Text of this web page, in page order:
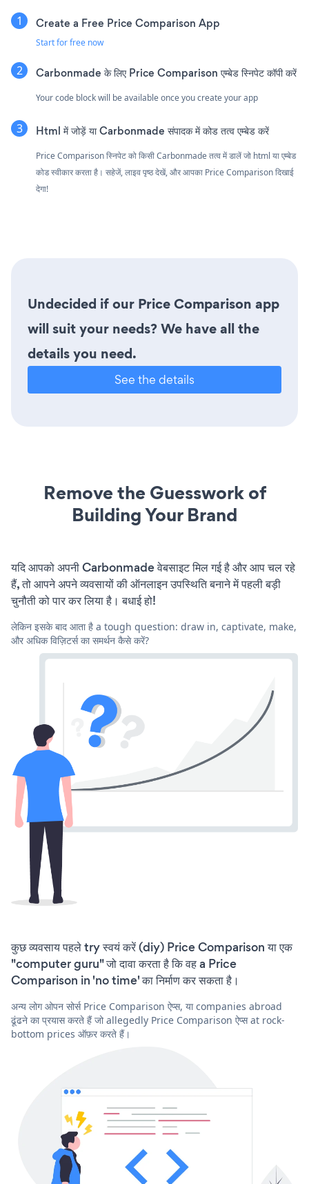
Create a Free Price Comparison App
Start for free now
Carbonmade के लिए Price Comparison एम्बेड स्निपेट कॉपी करें
Your code block will be available once you create your app
Html में जोड़ें या Carbonmade संपादक में कोड तत्व एम्बेड करें
Price Comparison स्निपेट को किसी Carbonmade तत्व में डालें जो html या एम्बेड
कोड स्वीकार करता है। सहेजें, लाइव पृष्ठ देखें, और आपका Price Comparison दिखाई
देगा!
Undecided if our Price Comparison app
will suit your needs? We have all the
details you need.
See the details
Remove the Guesswork of
Building Your Brand
यदि आपको अपनी Carbonmade वेबसाइट मिल गई है और आप चल रहे
हैं, तो आपने अपने व्यवसायों की ऑनलाइन उपस्थिति बनाने में पहली बड़ी
चुनौती को पार कर लिया है। बधाई हो!
लेकिन इसके बाद आता है a tough question: draw in, captivate, make,
और अधिक विज़िटर्स का समर्थन कैसे करें?
कुछ व्यवसाय पहले try स्वयं करें (diy) Price Comparison या एक
"computer guru" जो दावा करता है कि वह a Price
Comparison in 'no time' का निर्माण कर सकता है।
अन्य लोग ओपन सोर्स Price Comparison ऐप्स, या companies abroad
ढूंढने का प्रयास करते हैं जो allegedly Price Comparison ऐप्स at rock-
bottom prices ऑफ़र करते हैं।